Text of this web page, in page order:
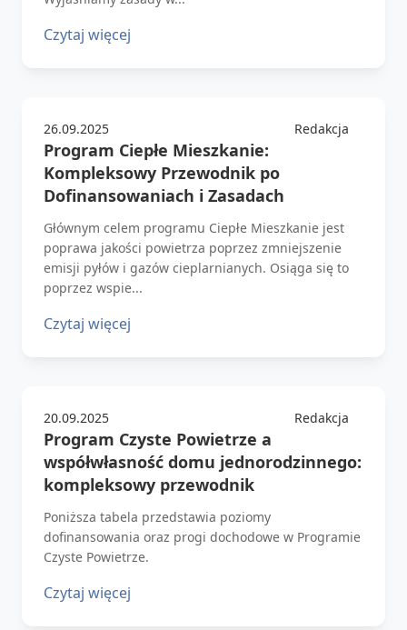
Czytaj więcej
26.09.2025 Redakcja
Program Ciepłe Mieszkanie:
Kompleksowy Przewodnik po
Dofinansowaniach i Zasadach
Głównym celem programu Ciepłe Mieszkanie jest
poprawa jakości powietrza poprzez zmniejszenie
emisji pyłów i gazów cieplarnianych. Osiąga się to
poprzez wspie...
Czytaj więcej
20.09.2025 Redakcja
Program Czyste Powietrze a
współwłasność domu jednorodzinnego:
kompleksowy przewodnik
Poniższa tabela przedstawia poziomy
dofinansowania oraz progi dochodowe w Programie
Czyste Powietrze.
Czytaj więcej